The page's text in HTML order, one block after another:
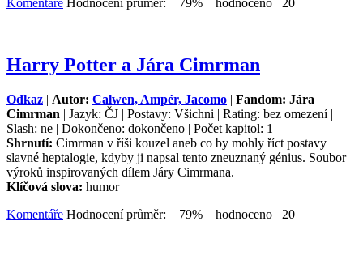
Komentáře Hodnocení průměr: 79% hodnoceno 20
Harry Potter a Jára Cimrman
Odkaz | Autor: Calwen, Ampér, Jacomo | Fandom: Jára
Cimrman | Jazyk: ČJ | Postavy: Všichni | Rating: bez omezení |
Slash: ne | Dokončeno: dokončeno | Počet kapitol: 1
Shrnutí: Cimrman v říši kouzel aneb co by mohly říct postavy
slavné heptalogie, kdyby ji napsal tento zneuznaný génius. Soubor
výroků inspirovaných dílem Járy Cimrmana.
Klíčová slova: humor
Komentáře Hodnocení průměr: 79% hodnoceno 20